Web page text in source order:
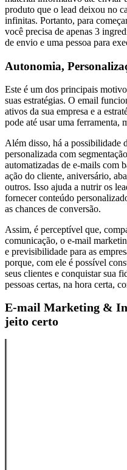
produto que o lead deixou no
infinitas. Portanto, para
você precisa de apenas 3
de envio e uma pessoa para
Autonomia,
Este é um dos principais
suas estratégias. O email
ativos da sua empresa e a
pode até usar uma ferramenta,
Além disso, há a possibilidade
personalizada com
automatizadas de e-mails com
ação do cliente, aniversário,
outros. Isso ajuda a nutrir os
fornecer conteúdo
as chances de conversão.
Assim, é perceptível que,
comunicação, o e-mail
e previsibilidade para as
porque, com ele é possível
seus clientes e conquistar sua
pessoas certas, na hora certa,
E-mail Marketing &
jeito certo